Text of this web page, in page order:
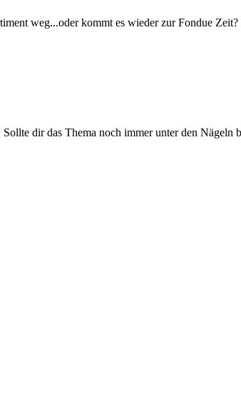
weg...oder kommt es wieder zur Fondue Zeit?
dir das Thema noch immer unter den Nägeln